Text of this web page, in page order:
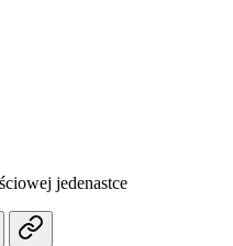
jedenastce